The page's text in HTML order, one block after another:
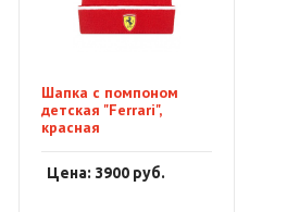
Шапка с помпоном
детская "Ferrari",
красная
Цена: 3900 руб.